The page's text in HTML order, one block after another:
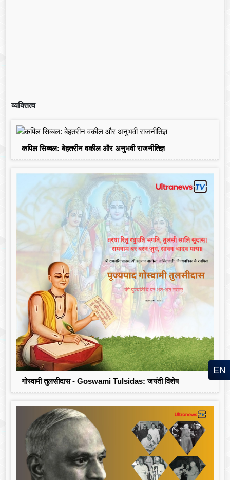
व्यक्तित्व
कपिल सिब्बल: बेहतरीन वकील और अनुभवी राजनीतिज्ञ
गोस्वामी तुलसीदास - Goswami Tulsidas: जयंती विशेष
EN